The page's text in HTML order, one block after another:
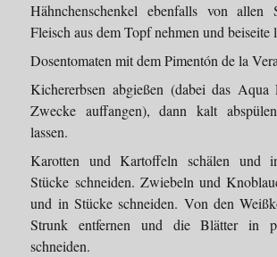
Hähnchenschenkel ebenfalls von allen
Fleisch aus dem Topf nehmen und beiseite
Dosentomaten mit dem Pimentón de la
Kichererbsen abgießen (dabei das Aqua
Zwecke auffangen), dann kalt
lassen.
Karotten und Kartoffeln schälen und
Stücke schneiden. Zwiebeln und
und in Stücke schneiden. Von den
Strunk entfernen und die Blätter in
schneiden.